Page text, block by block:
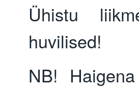
Ühistu
huvilised!
NB!